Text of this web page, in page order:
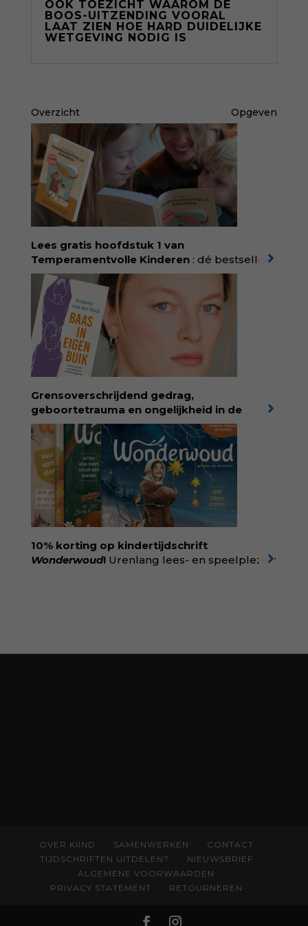
ÓÓK TOEZICHT WAAROM DE
BOOS-UITZENDING VOORAL
LAAT ZIEN HOE HARD DUIDELIJKE
WETGEVING NODIG IS
Overzicht Opgeven
Lees gratis hoofdstuk 1 van
Temperamentvolle Kinderen : dé bestseller
van pedagoog Eva Bronsveld. In het boek
Temperamentvolle kinderen vind je 25 jaar
aan kennis en ervaring. Met ruim 50.000
verkochte exemplaren met recht een
bestseller, waarmee Eva veel gezinnen heeft
kunnen helpen. Ze schrijft met een
liefdevolle kijk op kinderen en veel begrip
voor ouders. Download het hoofdstuk gratis
via:
evabronsveld.plugandpay.nl/r?
id=ZcYxEBJH
Grensoverschrijdend gedrag,
geboortetrauma en ongelijkheid in de
geboortezorg:in Baas in eigen buik verbindt
filosoof en vroedvrouw Rodante van der Waal
persoonlijke ervaringen aan structureel
onrecht en introduceert ze reproductieve
rechtvaardigheid als een collectieve, radicale
praktijk van zorg. Voor iedereen die wil
begrijpen wat er speelt rond vruchtbaarheid
en geboorte. Koop het boek via
singeluitgeverijen.nl/nijgh-van-
ditmar/boek/baas-in-eigen-buik
10% korting op kindertijdschrift
Wonderwoud! Urenlang lees- en speelplezier
OVER KIIND SAMENWERKEN
CONTACT
TIJDSCHRIFTEN UITDELEN?
NIEUWSBRIEF
ALGEMENE VOORWAARDEN
PRIVACY STATEMENT
RETOURNEREN